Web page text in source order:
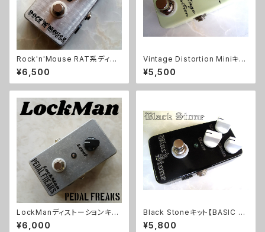
Rock'n'Mouse RAT系ディス
トーションキット【BASIC KIT】
¥6,500
Vintage Distortion Miniキッ
ト【BASIC KIT】
¥5,500
LockManディストーションキッ
ト【PEDAL FREAKS】
¥6,000
Black Stoneキット【BASIC KI
T】
¥5,800